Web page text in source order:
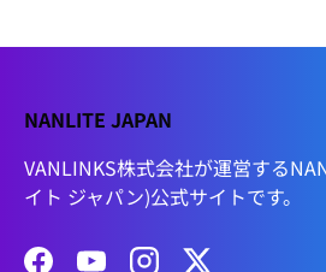
NANLITE JAPAN
VANLINKS株式会社が運営する
イト ジャパン)公式サイトです。